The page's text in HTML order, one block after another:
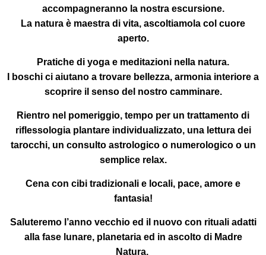
accompagneranno la nostra escursione.
La natura è maestra di vita, ascoltiamola col cuore
aperto.
Pratiche di yoga e meditazioni nella natura.
I boschi ci aiutano a trovare bellezza, armonia interiore a
scoprire il senso del nostro camminare.
Rientro nel pomeriggio, tempo per un trattamento di
riflessologia plantare individualizzato, una lettura dei
tarocchi, un consulto astrologico o numerologico o un
semplice relax.
Cena con cibi tradizionali e locali, pace, amore e
fantasia!
Saluteremo l’anno vecchio ed il nuovo con rituali adatti
alla fase lunare, planetaria ed in ascolto di Madre
Natura.